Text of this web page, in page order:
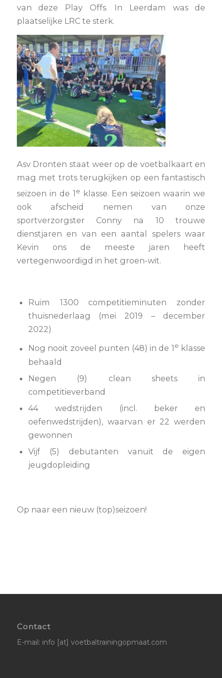
van deze Play Offs. In Leerdam was de
plaatselijke LRC te sterk.
Asv Dronten staat weer op de voetbalkaart en
mag met trots terugkijken op een fantastisch
seizoen in de 1e
klasse. Een seizoen waarin we
ook afscheid nemen van onze
sportverzorgster Conny na 10 trouwe
dienstjaren en van een aantal spelers waar
Kevin ons de meeste jaren heeft
vertegenwoordigd in het groen-wit.
Ruim 1300 competitieminuten zonder
thuisnederlaag (mei 2019 – december
2022)
Nog nooit zoveel punten (48) in de 1e klasse
behaald
Negen (9) clean sheets in
competitieverband
44 wedstrijden (incl. beker en
oefenwedstrijden), waarvan er 22 werden
gewonnen
Vijf (5) debutanten vanuit de eigen
jeugdopleiding
Op naar een nieuw (top)seizoen!
Contact
E-mail: info [at] voetbaltrainingopmaat.com